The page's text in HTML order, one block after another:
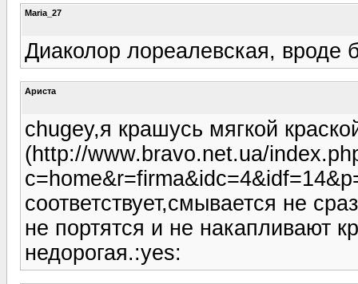
Maria_27
Диаколор лореалевская, вроде
Ариста
chugey,я крашусь мягкой
(http://www.bravo.net.ua/
соответствует,смывается не
не портятся и не накапливают
недорогая.:yes: